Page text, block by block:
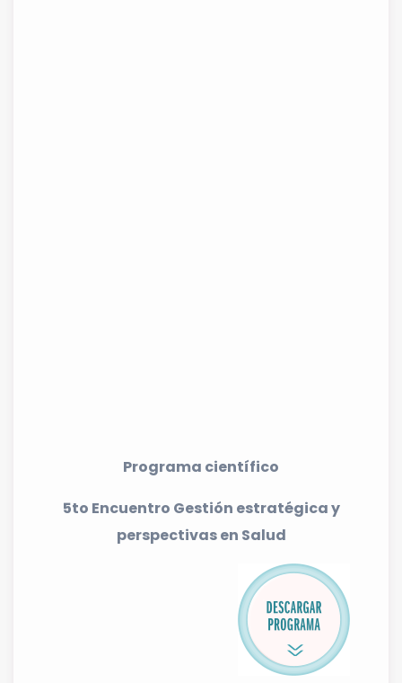
Programa científico
5to Encuentro Gestión estratégica y
perspectivas en Salud